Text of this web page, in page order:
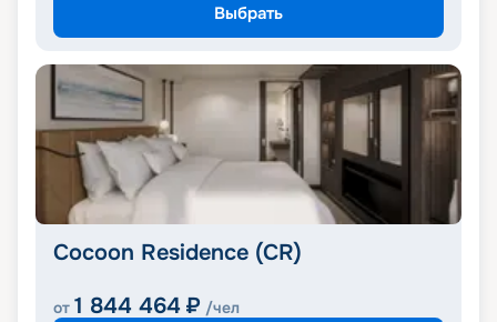
Выбрать
Cocoon Residence (CR)
от 1 844 464 ₽ /чел